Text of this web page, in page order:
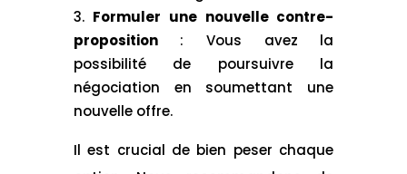
Formuler une nouvelle contre-
proposition: Vous avez la
possibilité de poursuivre la
négociation en soumettant une
nouvelle offre.
Il est crucial de bien peser chaque